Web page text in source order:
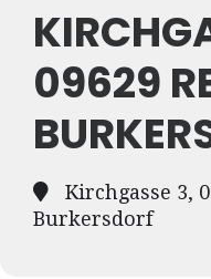
09629
Kirchgasse 3,
Burkersdorf